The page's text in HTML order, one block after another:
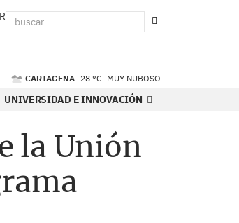
CARTAGENA 28 °C MUY NUBOSO
UNIVERSIDAD E INNOVACIÓN
la Unión